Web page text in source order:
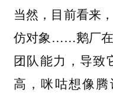
当然，目前看来
仿对象……鹅厂在
团队能力，导致
高，咪咕想像